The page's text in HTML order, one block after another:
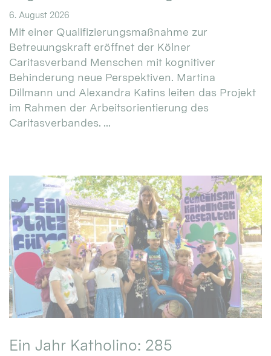
6. August 2026
Mit einer Qualifizierungsmaßnahme zur
Betreuungskraft eröffnet der Kölner
Caritasverband Menschen mit kognitiver
Behinderung neue Perspektiven. Martina
Dillmann und Alexandra Katins leiten das Projekt
im Rahmen der Arbeitsorientierung des
Caritasverbandes. ...
Ein Jahr Katholino: 285